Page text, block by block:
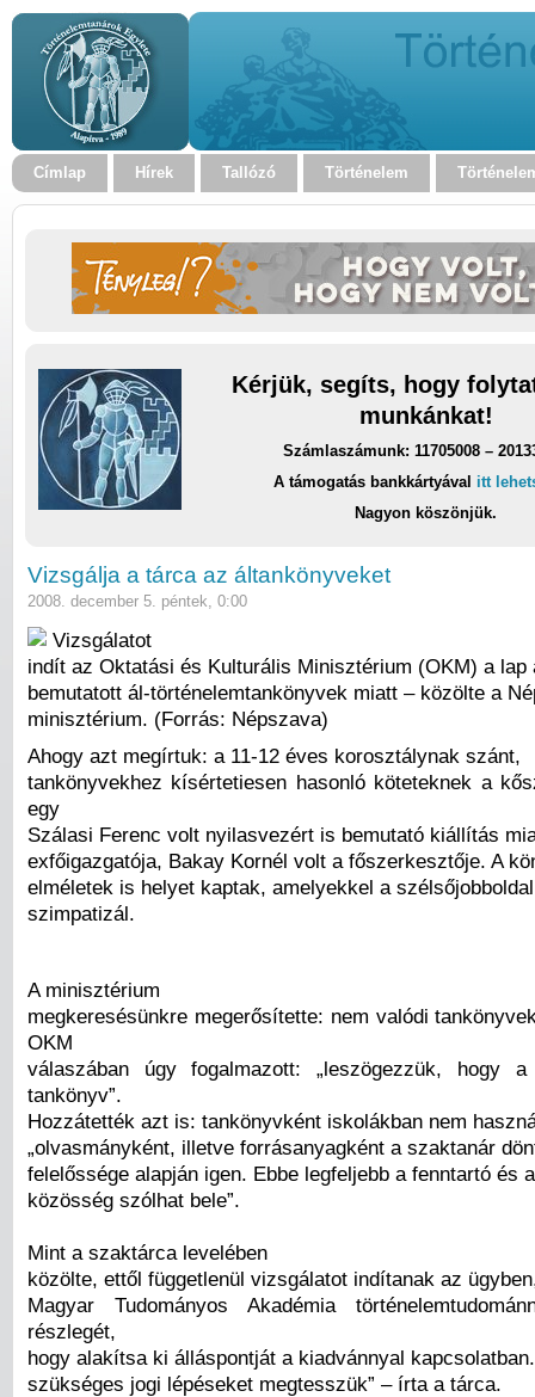
Címlap Hírek Tallózó Történelem
Kérjük, segíts, hogy
munkánkat!
Számlaszámunk: 11705008 –
A támogatás bankkártyával itt
Nagyon köszönjük.
Vizsgálja a tárca az áltankönyveket
2008. december 5. péntek, 0:00
Vizsgálatot
indít az Oktatási és Kulturális Minisztérium (OKM) a lap
bemutatott ál-történelemtankönyvek miatt – közölte a
minisztérium. (Forrás: Népszava)
Ahogy azt megírtuk: a 11-12 éves korosztálynak szánt,
tankönyvekhez kísértetiesen hasonló köteteknek a
egy
Szálasi Ferenc volt nyilasvezért is bemutató kiállítás
exfőigazgatója, Bakay Kornél volt a főszerkesztője. A
elméletek is helyet kaptak, amelyekkel a szélsőjobboldal
szimpatizál.
A minisztérium
megkeresésünkre megerősítette: nem valódi
OKM
válaszában úgy fogalmazott: „leszögezzük, hogy
tankönyv”.
Hozzátették azt is: tankönyvként iskolákban nem
„olvasmányként, illetve forrásanyagként a szaktanár
felelőssége alapján igen. Ebbe legfeljebb a fenntartó és
közösség szólhat bele”.
Mint a szaktárca levelében
közölte, ettől függetlenül vizsgálatot indítanak az
Magyar Tudományos Akadémia
részlegét,
hogy alakítsa ki álláspontját a kiadvánnyal
szükséges jogi lépéseket megtesszük” – írta a tárca.